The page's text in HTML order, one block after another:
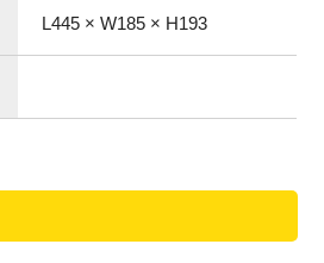
L445 × W185 × H193